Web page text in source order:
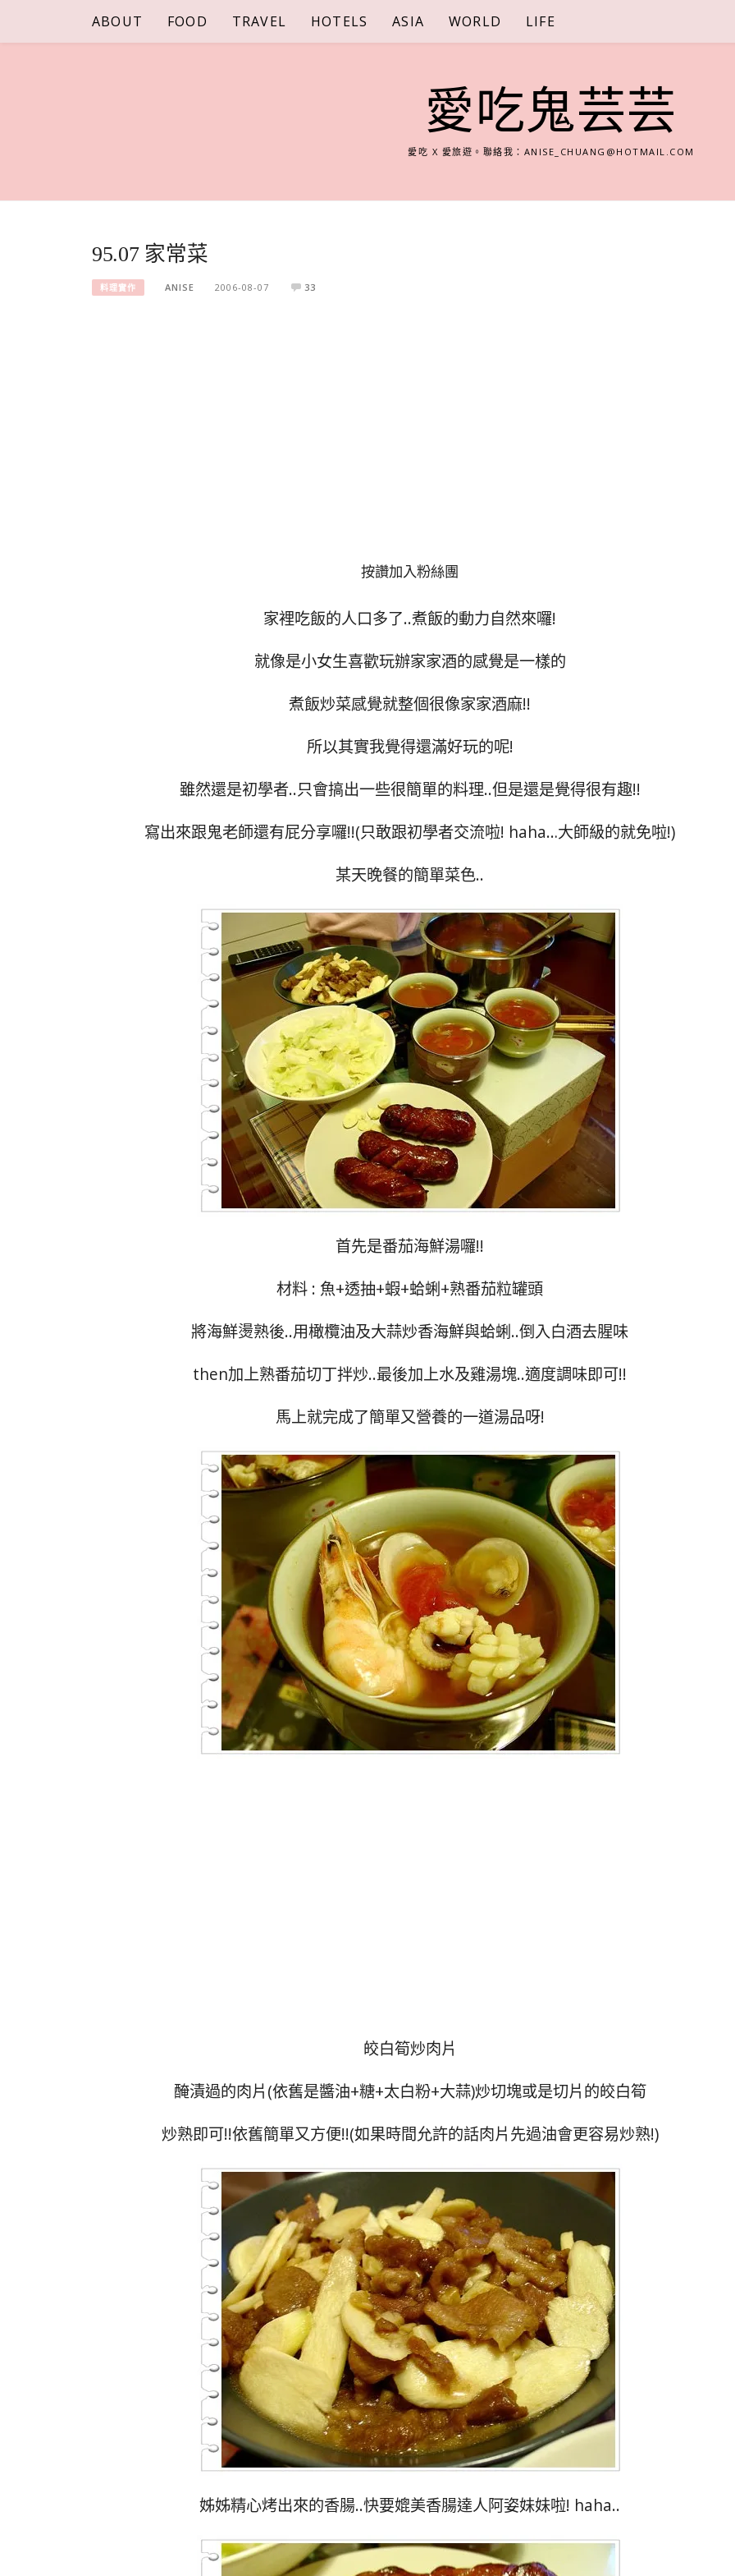
content
ABOUT FOOD TRAVEL HOTELS ASIA WORLD LIFE
愛吃鬼芸芸
愛吃 X 愛旅遊。聯絡我： ANISE_CHUANG@HOTMAIL.COM
95.07 家常菜
料理實作 ANISE 2006-08-07 33
按讚加入粉絲團
家裡吃飯的人口多了..煮飯的動力自然來囉!
就像是小女生喜歡玩辦家家酒的感覺是一樣的
煮飯炒菜感覺就整個很像家家酒麻!!
所以其實我覺得還滿好玩的呢!
雖然還是初學者..只會搞出一些很簡單的料理..但是還是覺得很有趣!!
寫出來跟鬼老師還有屁分享囉!!(只敢跟初學者交流啦! haha…大師級的就免啦!)
某天晚餐的簡單菜色..
首先是番茄海鮮湯囉!!
材料 : 魚+透抽+蝦+蛤蜊+熟番茄粒罐頭
將海鮮燙熟後..用橄欖油及大蒜炒香海鮮與蛤蜊..倒入白酒去腥味
then加上熟番茄切丁拌炒..最後加上水及雞湯塊..適度調味即可!!
馬上就完成了簡單又營養的一道湯品呀!
皎白筍炒肉片
醃漬過的肉片(依舊是醬油+糖+太白粉+大蒜)炒切塊或是切片的皎白筍
炒熟即可!!依舊簡單又方便!!(如果時間允許的話肉片先過油會更容易炒熟!)
姊姊精心烤出來的香腸..快要媲美香腸達人阿姿妹妹啦! haha..